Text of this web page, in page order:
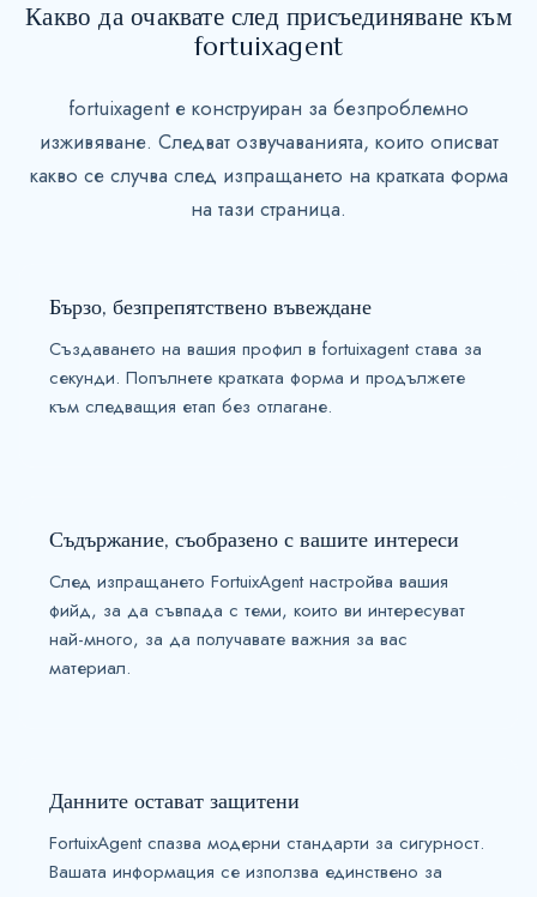
e
Какво да очаквате след присъединяване към
fortuixagent
fortuixagent е конструиран за безпроблемно
изживяване. Следват озвучаванията, които описват
какво се случва след изпращането на кратката форма
на тази страница.
Бързо, безпрепятствено въвеждане
Създаването на вашия профил в fortuixagent става за
секунди. Попълнете кратката форма и продължете
към следващия етап без отлагане.
Съдържание, съобразено с вашите интереси
След изпращането FortuixAgent настройва вашия
фийд, за да съвпада с теми, които ви интересуват
най-много, за да получавате важния за вас
материал.
Данните остават защитени
FortuixAgent спазва модерни стандарти за сигурност.
Вашата информация се използва единствено за